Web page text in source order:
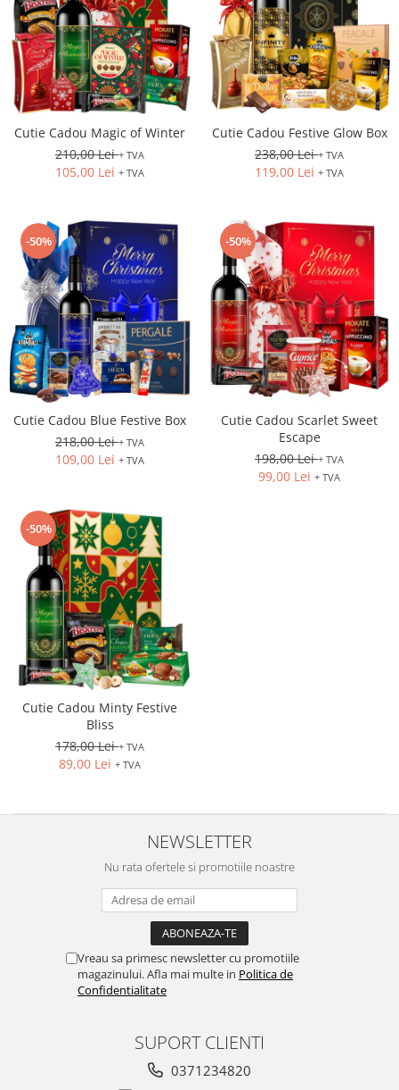
Cutie Cadou Magic of Winter
210,00 Lei+ TVA
105,00 Lei + TVA
Cutie Cadou Festive Glow Box
238,00 Lei+ TVA
119,00 Lei + TVA
-50%
Cutie Cadou Blue Festive Box
218,00 Lei+ TVA
109,00 Lei + TVA
-50%
Cutie Cadou Scarlet Sweet
Escape
198,00 Lei+ TVA
99,00 Lei + TVA
-50%
Cutie Cadou Minty Festive
Bliss
178,00 Lei+ TVA
89,00 Lei + TVA
NEWSLETTER
Nu rata ofertele si promotiile noastre
Vreau sa primesc newsletter cu promotiile
magazinului. Afla mai multe in Politica de
Confidentialitate
SUPORT CLIENTI
0371234820